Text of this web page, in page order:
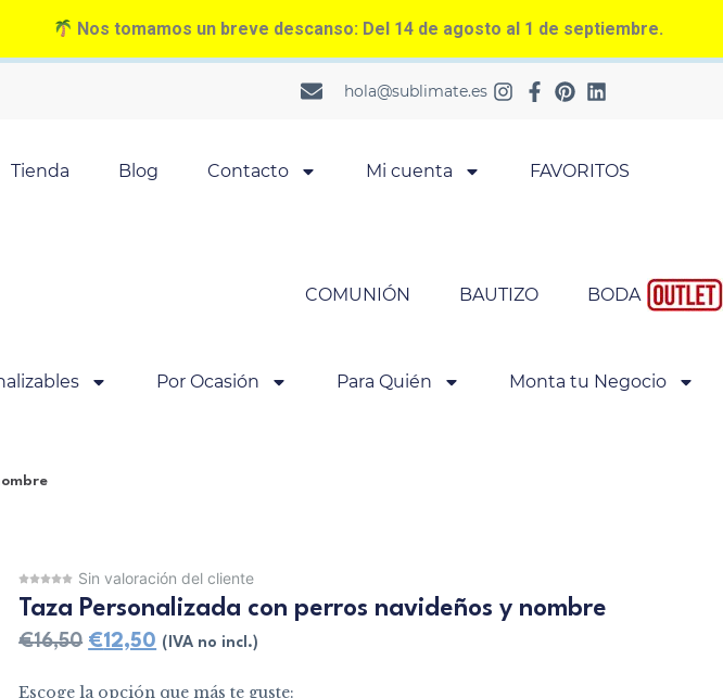
Nos tomamos un breve descanso: Del 14 de agosto al 1 de septiembre.
hola@sublimate.es
Tienda Blog Contacto Mi cuenta FAVORITOS
COMUNIÓN BAUTIZO BODA
Por Ocasión Para Quién Monta tu Negocio
Sin valoración del cliente
Taza Personalizada con perros navideños y nombre
€16,50 €12,50 (IVA no incl.)
Escoge la opción que más te guste: